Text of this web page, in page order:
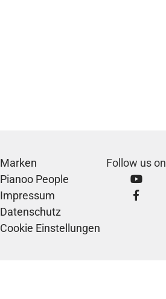
Marken
Pianoo People
Impressum
Datenschutz
Cookie Einstellungen
Follow us on